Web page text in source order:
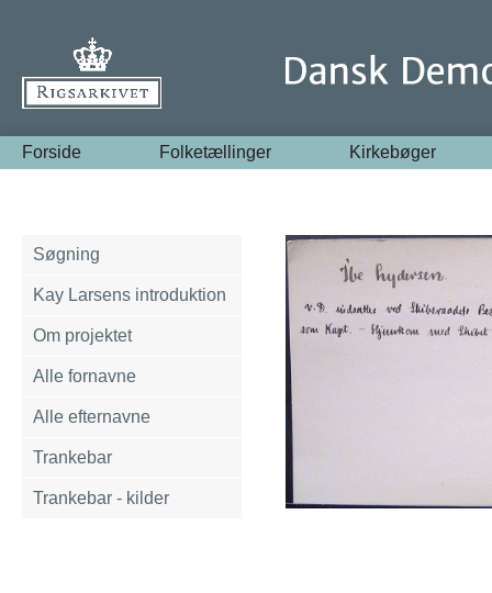
Forside Folketællinger Kirkebøger
Søgning
Kay Larsens introduktion
Om projektet
Alle fornavne
Alle efternavne
Trankebar
Trankebar - kilder